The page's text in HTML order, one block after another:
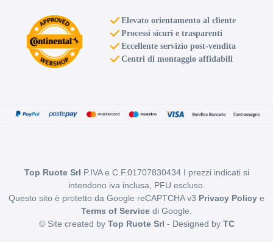
Foro centrale: 66.6mm
Disponibile
ARCASTING Gladio
Foro centrale: 66.6mm
Glossy Black 5 fori 18"
8X18 ET38 5x114.3
Foro centrale: 67.1mm
Disponibile
Elevato orientamento al cliente
Processi sicuri e trasparenti
Eccellente servizio post-vendita
Centri di montaggio affidabili
Top Ruote Srl P.IVA e C.F.01707830434 I prezzi indicati si
intendono iva inclusa, PFU escluso.
Questo sito è protetto da Google reCAPTCHA v3 Privacy Policy e
Terms of Service di Google.
© Site created by Top Ruote Srl - Designed by TC